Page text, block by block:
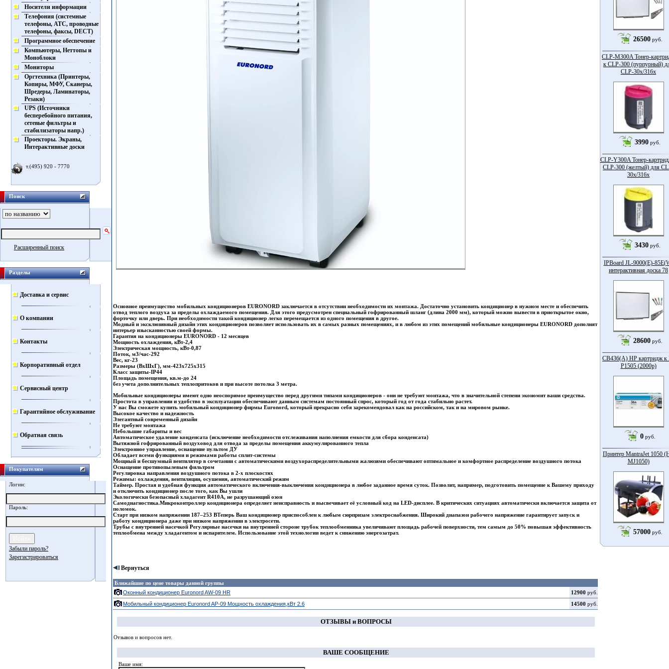
Носители информации
Телефония (системные
телефоны, АТС, проводные
телефоны, факсы, DECT)
Программное обеспечение
Компьютеры, Неттопы и
Моноблоки
Мониторы
Оргтехника (Принтеры,
Копиры, МФУ, Сканеры,
Шредеры, Ламинаторы,
Резаки)
UPS (Источники
бесперебойного питания,
сетевые фильтры и
стабилизаторы напр.)
Проекторы. Экраны,
Интерактивные доски
т.(495) 920 - 7770
Поиск
Расширенный поиск
Разделы
Доставка и сервис
О компании
Контакты
Корпоративный отдел
Сервисный центр
Гарантийное обслуживание
Обратная связь
Покупателям
Логин:
Пароль:
Забыли пароль?
Зарегистрироваться
Основное преимущество мобильных кондиционеров EURONORD заключается в отсутствии необходимости их монтажа. Достаточно установить кондиционер в нужном месте и обеспечить
отвод теплого воздуха за пределы охлаждаемого помещения. Для этого предусмотрен специальный гофрированный шланг (длина 2000 мм), который можно вывести в приоткрытое окно,
форточку или дверь. При необходимости такой кондиционер легко перемещается из одного помещения в другое.
Модный и эксклюзивный дизайн этих кондиционеров позволяет использовать их в самых разных помещениях, и в любом из этих помещений мобильные кондиционеры EURONORD дополнят
интерьер изысканностью своей формы.
Гарантия на кондиционеры EURONORD - 12 месяцев
Мощность охлаждения, кВт-2,4
Электрическая мощность, кВт-0,87
Поток, м3/час-292
Вес, кг-23
Размеры (ВхШхГ), мм-423х725х315
Класс защиты-IP44
Площадь помещения, кв.м-до 24
без учета дополнительных теплопритоков и при высоте потолка 3 метра.
Мобильные кондиционеры имеют одно неоспоримое преимущество перед другими типами кондиционеров - они не требуют монтажа, что в значительной степени экономит ваши средства.
Простота в управлении и удобство в эксплуатации обеспечивают данным системам постоянный спрос, который год от года стабильно растет.
У нас Вы сможете купить мобильный кондиционер фирмы Euronord, который прекрасно себя зарекомендовал как на российском, так и на мировом рынке.
Высокое качество и надежность
Элегантный современный дизайн
Не требуют монтажа
Небольшие габариты и вес
Автоматическое удаление конденсата (исключение необходимости отслеживания наполнения емкости для сбора конденсата)
Вытяжной гофрированный воздуховод для отвода за пределы помещения аккумулированного тепла
Электронное управление, оснащение пультом ДУ
Обладает всеми функциями и режимами работы сплит-системы
Мощный и бесшумный вентилятор в сочетании с автоматическими воздухораспределительными жалюзями обеспечивают оптимальное и комфортное распределение воздушного потока
Оснащение противопылевым фильтром
Регулировка направления воздушного потока в 2-х плоскостях
Режимы: охлаждения, вентиляции, осушения, автоматический режим
Таймер. Простая и удобная функция автоматического включения-выключения кондиционера в любое заданное время суток. Позволит, например, подготовить помещение к Вашему приходу
и отключить кондиционер после того, как Вы ушли
Экологически безопасный хладагент R410A, не разрушающий озон
Самодиагностика.Микроконтроллер кондиционера определяет неисправность и высвечивает её условный код на LED-дисплее. В критических ситуациях автоматически включается защита от
поломок.
Старт при низком напряжении 187–253 ВТеперь Ваш кондиционер приспособлен к любым сюрпризам электроснабжения. Широкий диапазон рабочего напряжение гарантирует запуск и
работу кондиционера даже при низком напряжении в электросети.
Трубы с внутренней насечкой Регулярные насечки на внутренней стороне трубок теплообменника увеличивают площадь рабочей поверхности, тем самым до 50% повышая эффективность
теплообмена между хладагентом и испарителем. Использование этой технологии ведет к снижению энергозатрат.
Вернуться
Ближайшие по цене товары данной группы
Оконный кондиционер Euronord AW-09 HR
12900 руб.
Мобильный кондиционер Euronord AP-09 Мощность охлаждения,кВт 2.6
14500 руб.
ОТЗЫВЫ и ВОПРОСЫ
Отзывов и вопросов нет.
ВАШЕ СООБЩЕНИЕ
Ваше имя:
26500 руб.
CLP-M300A Тонер-
к CLP-300 (пурпурный)
CLP-30x/316x
3990 руб.
CLP-Y300A Тонер-
CLP-300 (желтый) для
30x/316x
3430 руб.
IPBoard JL-9000(E)-
интерактивная доска 78
28600 руб.
CB436(A) HP картридж к
P1505 (2000p)
0 руб.
Принтер MantraJet 1050
MJ1050)
57000 руб.